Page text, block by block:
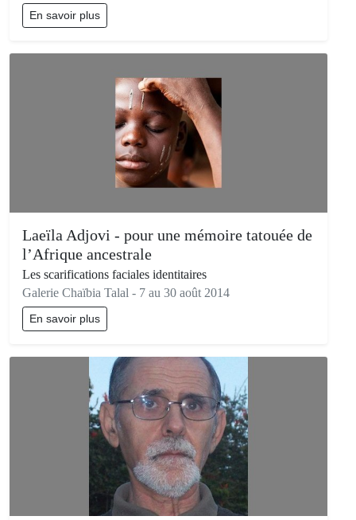
En savoir plus
Laeïla Adjovi - pour une mémoire tatouée de
l’Afrique ancestrale
Les scarifications faciales identitaires
Galerie Chaïbia Talal - 7 au 30 août 2014
En savoir plus